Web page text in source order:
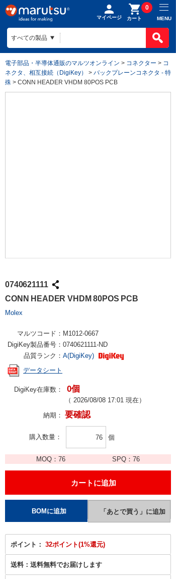
マイページ カート
0
MENU
電子部品・半導体通販のマルツオンライン > コネクター > コ
ネクタ、相互接続（DigiKey）
> バックプレーンコネクタ - 特
殊 > CONN HEADER VHDM 80POS PCB
0740621111
CONN HEADER VHDM 80POS PCB
Molex
マルツコード： M1012-0667
DigiKey製品番号： 0740621111-ND
品質ランク： A(DigiKey)
データシート
DigiKey在庫数： 0個
（ 2026/08/08 17:01 現在）
納期： 要確認
購入数量 個
MOQ： 76 SPQ：76
ポイント： 32ポイント(1%還元)
送料： 送料無料でお届けします